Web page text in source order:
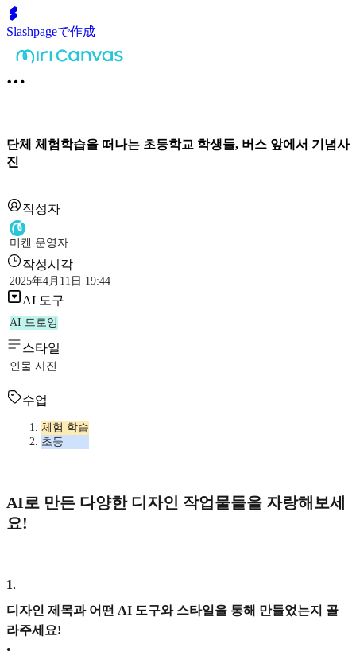
Slashpageで作成
단체 체험학습을 떠나는 초등학교 학생들, 버스 앞에서 기념사
진
작성자
미캔 운영자
작성시각
2025年4月11日 19:44
AI 도구
AI 드로잉
스타일
인물 사진
수업
체험 학습
초등
AI로 만든 다양한 디자인 작업물들을 자랑해보세
요!
1.
디자인 제목과 어떤 AI 도구와 스타일을 통해 만들었는지 골
라주세요!
•